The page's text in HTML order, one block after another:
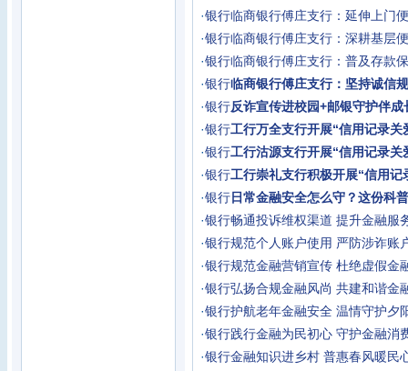
·银行临商银行傅庄支行：延伸上门
·银行临商银行傅庄支行：深耕基层
·银行临商银行傅庄支行：普及存款
·银行临商银行傅庄支行：坚持诚信
·银行反诈宣传进校园+邮银守护伴成
·银行工行万全支行开展“信用记录关
·银行工行沽源支行开展“信用记录关
·银行工行崇礼支行积极开展“信用记
·银行日常金融安全怎么守？这份科
·银行畅通投诉维权渠道 提升金融
·银行规范个人账户使用 严防涉诈
·银行规范金融营销宣传 杜绝虚假
·银行弘扬合规金融风尚 共建和谐
·银行护航老年金融安全 温情守护
·银行践行金融为民初心 守护金融
·银行金融知识进乡村 普惠春风暖